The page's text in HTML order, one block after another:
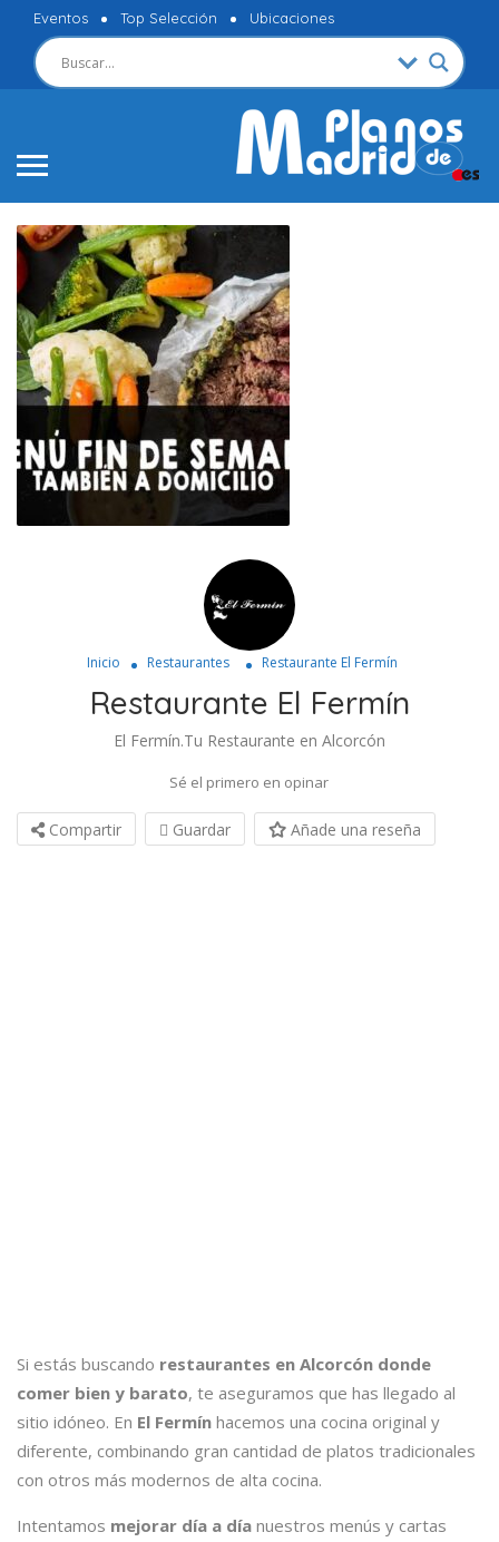
Eventos Top Selección Ubicaciones
Inicio Restaurantes Restaurante El Fermín
Restaurante El Fermín
El Fermín.Tu Restaurante en Alcorcón
Sé el primero en opinar
Compartir Guardar Añade una reseña
Si estás buscando restaurantes en Alcorcón donde
comer bien y barato, te aseguramos que has llegado al
sitio idóneo. En El Fermín hacemos una cocina original y
diferente, combinando gran cantidad de platos tradicionales
con otros más modernos de alta cocina.
Intentamos mejorar día a día nuestros menús y cartas